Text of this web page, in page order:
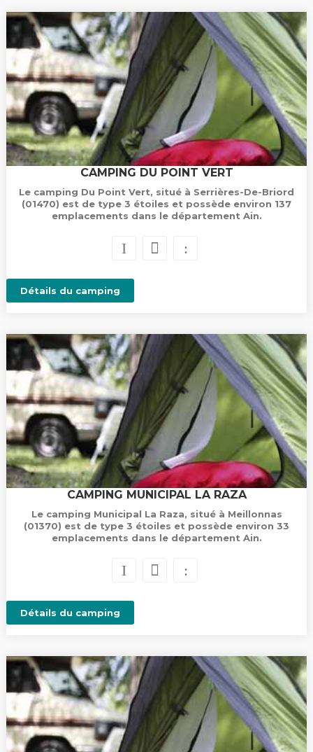
CAMPING DU POINT VERT
Le camping Du Point Vert, situé à Serrières-De-Briord
(01470) est de type 3 étoiles et possède environ 137
emplacements dans le département Ain.
Détails du camping
CAMPING MUNICIPAL LA RAZA
Le camping Municipal La Raza, situé à Meillonnas
(01370) est de type 3 étoiles et possède environ 33
emplacements dans le département Ain.
Détails du camping